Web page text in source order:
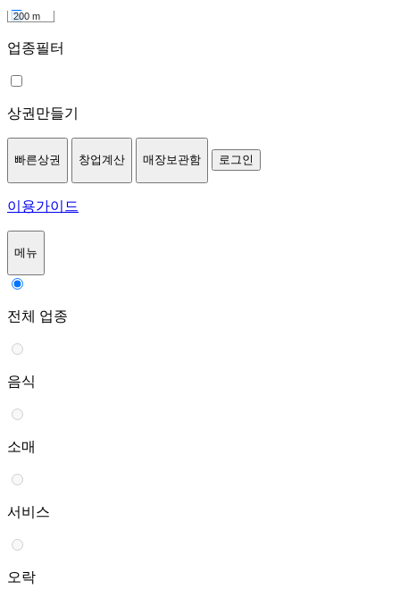
200 m
업종필터
상권만들기
빠른상권 창업계산 매장보관함 로그인
이용가이드
메뉴
전체 업종
음식
소매
서비스
오락